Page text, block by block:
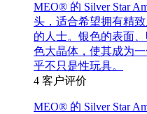
MEO® 的 Silver Star
头，适合希望拥有精
的人士。银色的表面
色大晶体，使其成为
乎不只是性玩具。
4 客户评价
MEO® 的 Silver Star